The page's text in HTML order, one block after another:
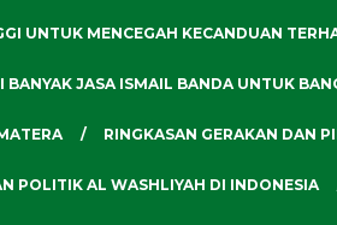
UNTUK MENCEGAH KECANDUAN
BANYAK JASA ISMAIL BANDA UNTUK
RINGKASAN GERAKAN DAN
POLITIK AL WASHLIYAH DI INDONESIA